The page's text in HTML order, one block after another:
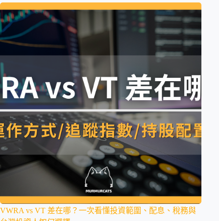
VWRA vs VT 差在哪？一次看懂投資範圍、配息、稅務與